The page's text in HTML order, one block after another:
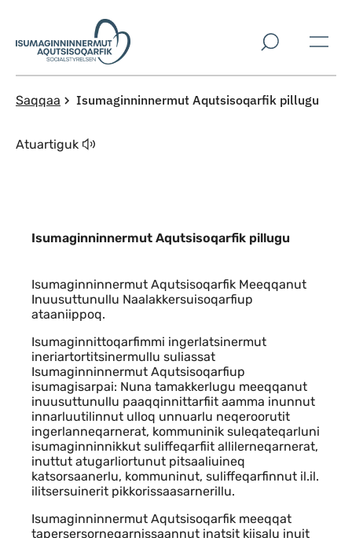
Imarisaanut ingerlaqqigit
Saqqaa Isumaginninnermut Aqutsisoqarfik pillugu
Atuartiguk
Isumaginninnermut Aqutsisoqarfik pillugu
Indhold
Isumaginninnermut Aqutsisoqarfik Meeqqanut
Inuusuttunullu Naalakkersuisoqarfiup
ataaniippoq.
Isumaginnittoqarfimmi ingerlatsinermut
ineriartortitsinermullu suliassat
Isumaginninnermut Aqutsisoqarfiup
isumagisarpai: Nuna tamakkerlugu meeqqanut
inuusuttunullu paaqqinnittarfiit aamma inunnut
innarluutilinnut ulloq unnuarlu neqeroorutit
ingerlanneqarnerat, kommuninik suleqateqarluni
isumaginninnikkut suliffeqarfiit allilerneqarnerat,
inuttut atugarliortunut pitsaaliuineq
katsorsaanerlu, kommuninut, suliffeqarfinnut il.il.
ilitsersuinerit pikkorissaasarnerillu.
Isumaginninnermut Aqutsisoqarfik meeqqat
tapersersorneqarnissaannut inatsit kiisalu inuit